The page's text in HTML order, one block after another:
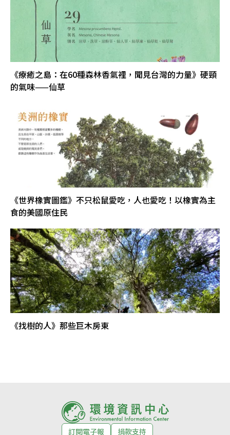
《療癒之島：在60種森林香氣裡，聞見台灣的力量》硬頸
的氣味——仙草
《世界橡實圖鑑》不只松鼠愛吃，人也愛吃！以橡實為主
食的美國原住民
《找樹的人》那些巨木房東
訂閱電子報 捐款支持